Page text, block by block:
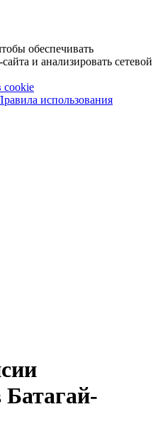
обеспечивать
и анализировать сетевой
cookie
использования
Батагай-